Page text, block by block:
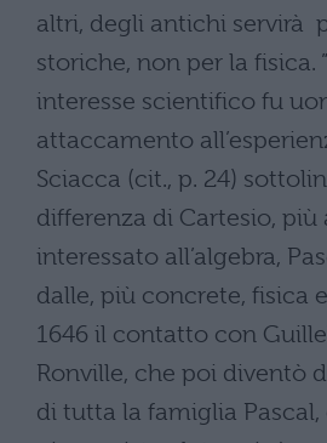
altri, degli antichi servirà
storiche, non per la fisica.
interesse scientifico fu
attaccamento
Sciacca (cit., p. 24)
differenza di Cartesio, più
interessato all’algebra,
dalle, più concrete, fisica
1646 il contatto con
Ronville, che poi diventò
di tutta la famiglia Pascal,